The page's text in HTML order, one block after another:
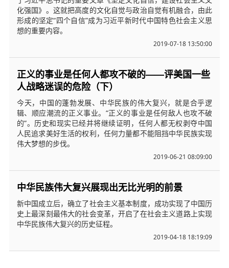
化强国》。这就把高度的文化自觉与政治自觉有机融合，由此
形成的坚定“四个自信”成为习近平新时代中国特色社会主义思
想的重要内容。
2019-07-18 13:50:00
正义的事业是任何人都攻不破的——评美国一些
人战略迷误的危险（下）
今天，中国的蓬勃发展、中华民族的伟大复兴，就是合乎逻
辑、顺应潮流的正义事业。“正义的事业是任何敌人也攻不破
的”。历史和现实已经并将继续证明，任何人都无权剥夺中国
人民追求美好生活的权利，任何力量都不能阻挡中华民族实现
伟大梦想的步伐。
2019-06-21 08:09:00
中华民族伟大复兴展现出无比光明的前景
新中国成立后，确立了社会主义基本制度，成功实现了中国历
史上最深刻最伟大的社会变革，开启了在社会主义道路上实现
中华民族伟大复兴的历史征程。
2019-04-18 18:19:09